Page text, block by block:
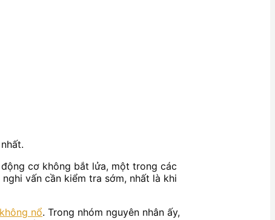
cơ không bắt lửa, một trong các
vấn cần kiểm tra sớm, nhất là khi
nổ. Trong nhóm nguyên nhân ấy,